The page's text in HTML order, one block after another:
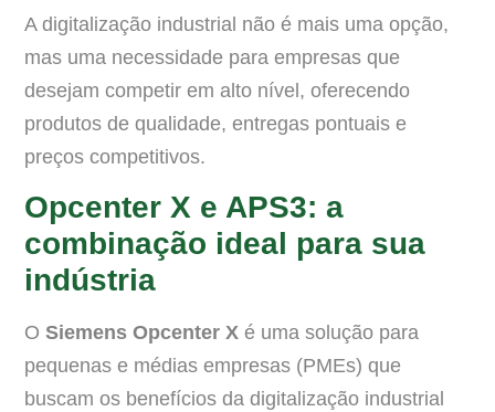
A digitalização industrial não é mais uma opção,
mas uma necessidade para empresas que
desejam competir em alto nível, oferecendo
produtos de qualidade, entregas pontuais e
preços competitivos.
Opcenter X e APS3: a
combinação ideal para sua
indústria
O Siemens Opcenter X é uma solução para
pequenas e médias empresas (PMEs) que
buscam os benefícios da digitalização industrial